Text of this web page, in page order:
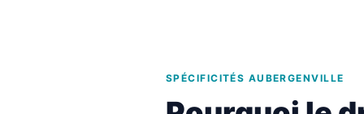
SPÉCIFICITÉS AUBERGENVILLE